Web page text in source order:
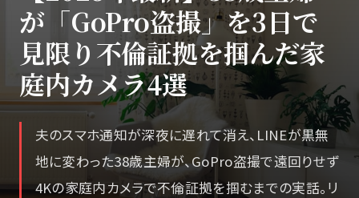
が「GoPro盗撮」を3日で
見限り不倫証拠を掴んだ家
庭内カメラ4選
夫のスマホ通知が深夜に遅れて消え、LINEが黒無
地に変わった38歳主婦が、GoPro盗撮で遠回りせず
4Kの家庭内カメラで不倫証拠を掴むまでの実話。リ